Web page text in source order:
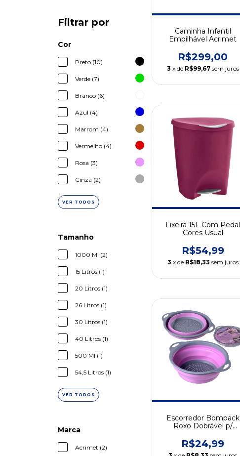
Filtrar por
Cor
Preto (10)
Verde (7)
Branco (6)
Azul (4)
Marrom (4)
Vermelho (4)
Rosa (3)
Cinza (2)
VER TODOS
Tamanho
1000 Ml (2)
15 Litros (1)
20 Litros (1)
26 Litros (1)
30 Litros (1)
40 Litros (1)
500 Ml (1)
54,5 Litros (1)
VER TODOS
Marca
Acrimet (2)
Caminha Infantil
Empilhável Acrimet
R$299,00
3 x de R$99,67 sem juros
Lixeira 15L Com Pedal
Cores Usual
R$54,99
3 x de R$18,33 sem juros
Escorredor Bompack
Roxo Dobrável p/
R$24,99